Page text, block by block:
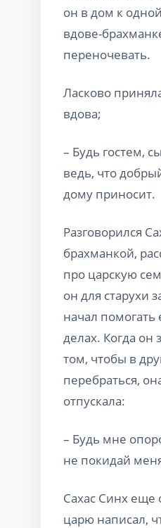
он в дом к
вдове-
переночевать.
Ласково
вдова;
– Будь гостем,
ведь, что
дому приносит.
Разговорился
брахманкой,
про царскую
он для старухи
начал помогать
делах. Когда он
том, чтобы в
перебраться,
отпускала:
– Будь мне
не покидай
Сахас Синх еще
царю написал,